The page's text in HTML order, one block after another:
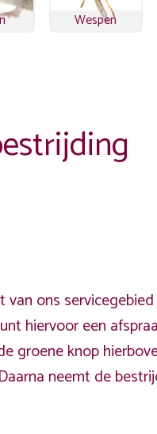
Wespen
ons
hiervoor een
groene knop
neemt de